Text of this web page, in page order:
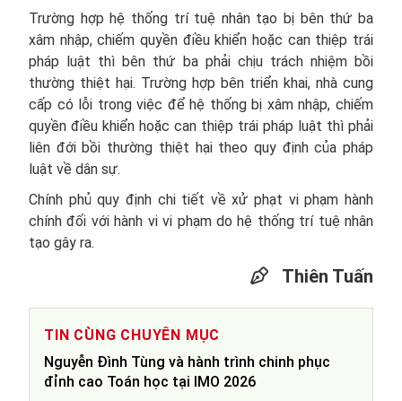
Trường hợp hệ thống trí tuệ nhân tạo bị bên thứ ba
xâm nhập, chiếm quyền điều khiển hoặc can thiệp trái
pháp luật thì bên thứ ba phải chịu trách nhiệm bồi
thường thiệt hại. Trường hợp bên triển khai, nhà cung
cấp có lỗi trong việc để hệ thống bị xâm nhập, chiếm
quyền điều khiển hoặc can thiệp trái pháp luật thì phải
liên đới bồi thường thiệt hại theo quy định của pháp
luật về dân sự.
Chính phủ quy định chi tiết về xử phạt vi phạm hành
chính đối với hành vi vi phạm do hệ thống trí tuệ nhân
tạo gây ra.
Thiên Tuấn
TIN CÙNG CHUYÊN MỤC
Nguyễn Đình Tùng và hành trình chinh phục
đỉnh cao Toán học tại IMO 2026